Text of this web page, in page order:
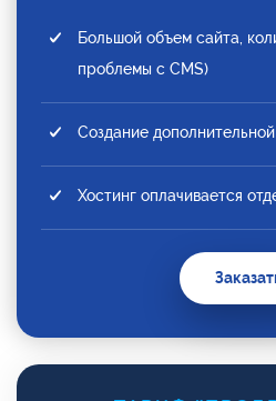
Большой объем сайта,
проблемы с CMS)
Создание
Хостинг оплачивается